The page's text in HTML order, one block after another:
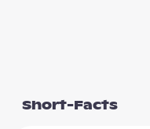
Short-Facts